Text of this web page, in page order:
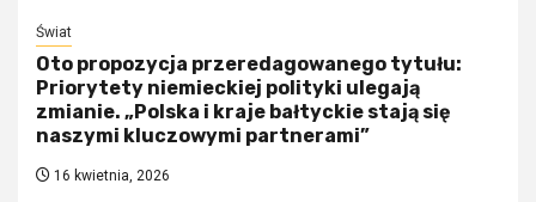
Świat
Oto propozycja przeredagowanego tytułu:
Priorytety niemieckiej polityki ulegają
zmianie. „Polska i kraje bałtyckie stają się
naszymi kluczowymi partnerami”
16 kwietnia, 2026